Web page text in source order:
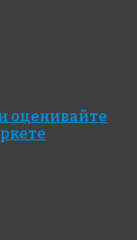
3650 руб./м²